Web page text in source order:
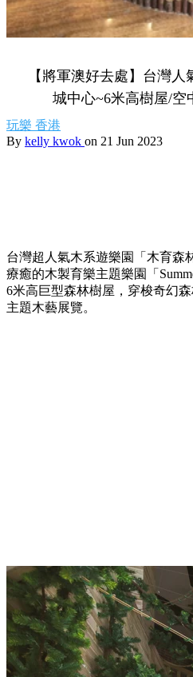
【將軍澳好去處】台灣
城中心~6米高樹屋/空
玩樂 香港
By kelly kwok on 21 Jun 2023
台灣超人氣木系遊樂園「木育森
療癒的木製育樂主題樂園「
6米高巨型森林樹屋，穿梭奇幻
主題木藝展覽。